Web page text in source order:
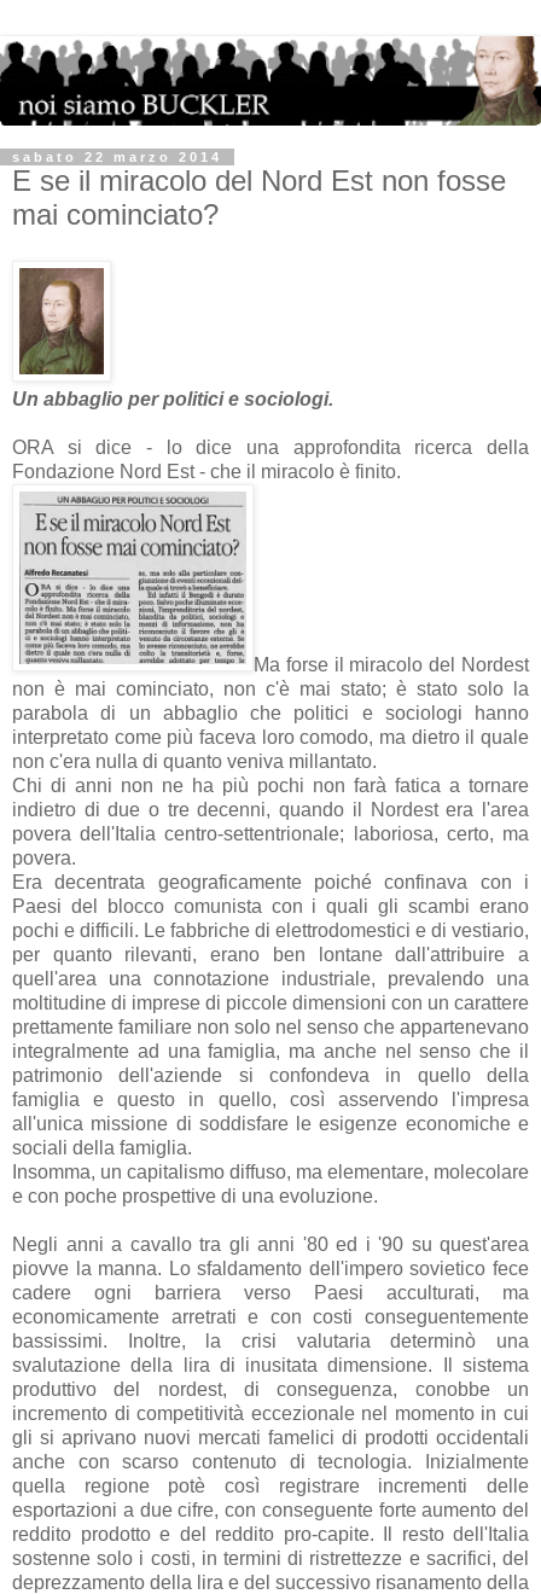
sabato 22 marzo 2014
E se il miracolo del Nord Est non fosse
mai cominciato?
Un abbaglio per politici e sociologi.
ORA si dice - lo dice una approfondita ricerca della
Fondazione Nord Est - che il miracolo è finito.
Ma forse il miracolo del Nordest
non è mai cominciato, non c'è mai stato; è stato solo la
parabola di un abbaglio che politici e sociologi hanno
interpretato come più faceva loro comodo, ma dietro il quale
non c'era nulla di quanto veniva millantato.
Chi di anni non ne ha più pochi non farà fatica a tornare
indietro di due o tre decenni, quando il Nordest era l'area
povera dell'Italia centro-settentrionale; laboriosa, certo, ma
povera.
Era decentrata geograficamente poiché confinava con i
Paesi del blocco comunista con i quali gli scambi erano
pochi e difficili. Le fabbriche di elettrodomestici e di vestiario,
per quanto rilevanti, erano ben lontane dall'attribuire a
quell'area una connotazione industriale, prevalendo una
moltitudine di imprese di piccole dimensioni con un carattere
prettamente familiare non solo nel senso che appartenevano
integralmente ad una famiglia, ma anche nel senso che il
patrimonio dell'aziende si confondeva in quello della
famiglia e questo in quello, così asservendo l'impresa
all'unica missione di soddisfare le esigenze economiche e
sociali della famiglia.
Insomma, un capitalismo diffuso, ma elementare, molecolare
e con poche prospettive di una evoluzione.
Negli anni a cavallo tra gli anni '80 ed i '90 su quest'area
piovve la manna. Lo sfaldamento dell'impero sovietico fece
cadere ogni barriera verso Paesi acculturati, ma
economicamente arretrati e con costi conseguentemente
bassissimi. Inoltre, la crisi valutaria determinò una
svalutazione della lira di inusitata dimensione. Il sistema
produttivo del nordest, di conseguenza, conobbe un
incremento di competitività eccezionale nel momento in cui
gli si aprivano nuovi mercati famelici di prodotti occidentali
anche con scarso contenuto di tecnologia. Inizialmente
quella regione potè così registrare incrementi delle
esportazioni a due cifre, con conseguente forte aumento del
reddito prodotto e del reddito pro-capite. Il resto dell'Italia
sostenne solo i costi, in termini di ristrettezze e sacrifici, del
deprezzamento della lira e del successivo risanamento della